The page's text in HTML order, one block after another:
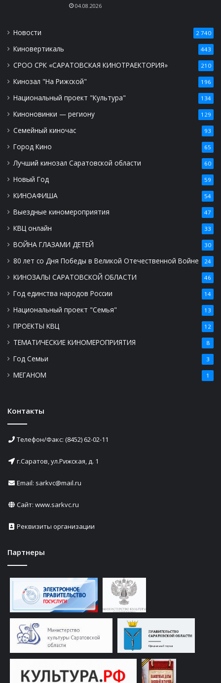
04.08.2026
Новости 2 740
Киновертикаль 443
СРОО СРК «САРАТОВСКАЯ КИНОТРАЕКТОРИЯ» 210
Кинозал "На Рижской" 196
Национальный проект "Культура" 134
Киноновинки — региону 129
Семейный киночас 93
Город Кино 65
Лучший кинозал Саратовской области 60
Новый Год 59
КИНОАФИША 54
Выездные киномероприятия 47
КВЦ онлайн 33
ВОЙНА ГЛАЗАМИ ДЕТЕЙ 30
80 лет со Дня Победы в Великой Отечественной Войне 24
КИНОЗАЛЫ САРАТОВСКОЙ ОБЛАСТИ 46
Год единства народов России 14
Национальный проект "Семья" 13
ПРОЕКТЫ КВЦ 12
ТЕМАТИЧЕСКИЕ КИНОМЕРОПРИЯТИЯ 8
Год Семьи 3
МЕГАНОМ 1
Контакты
Телефон/Факс: (8452) 62-02-11
г.Саратов, ул.Рижская, д. 1
Email: sarkvc@mail.ru
Сайт: www.sarkvc.ru
Реквизиты организации
Партнеры